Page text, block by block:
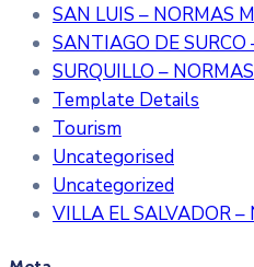
SAN LUIS – NORMAS
SANTIAGO DE
SURQUILLO –
Template Details
Tourism
Uncategorised
Uncategorized
VILLA EL SALVADOR